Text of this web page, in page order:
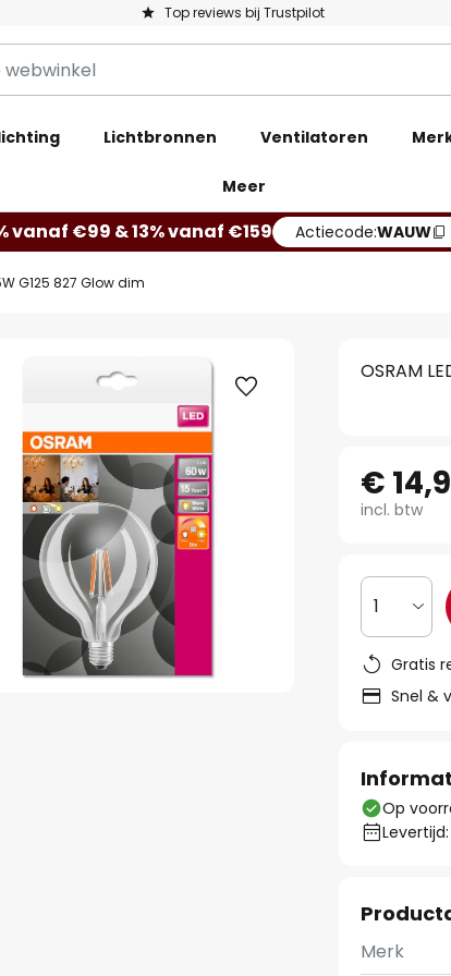
Top reviews bij Trustpilot
Lichtbronnen Ventilatoren
Meer
vanaf €99 & 13% vanaf €159 Actiecode:WAUW
G125 827 Glow dim
OSRAM
€
incl. btw
1
Gratis
Snel &
Op
Merk